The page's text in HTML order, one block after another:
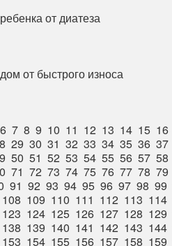
от диатеза
от быстрого износа
6 7 8 9 10 11 12 13 14 15 16
29 30 31 32 33 34 35 36 37
50 51 52 53 54 55 56 57 58
71 72 73 74 75 76 77 78 79
91 92 93 94 95 96 97 98 99
108 109 110 111 112 113 114
123 124 125 126 127 128 129
138 139 140 141 142 143 144
153 154 155 156 157 158 159